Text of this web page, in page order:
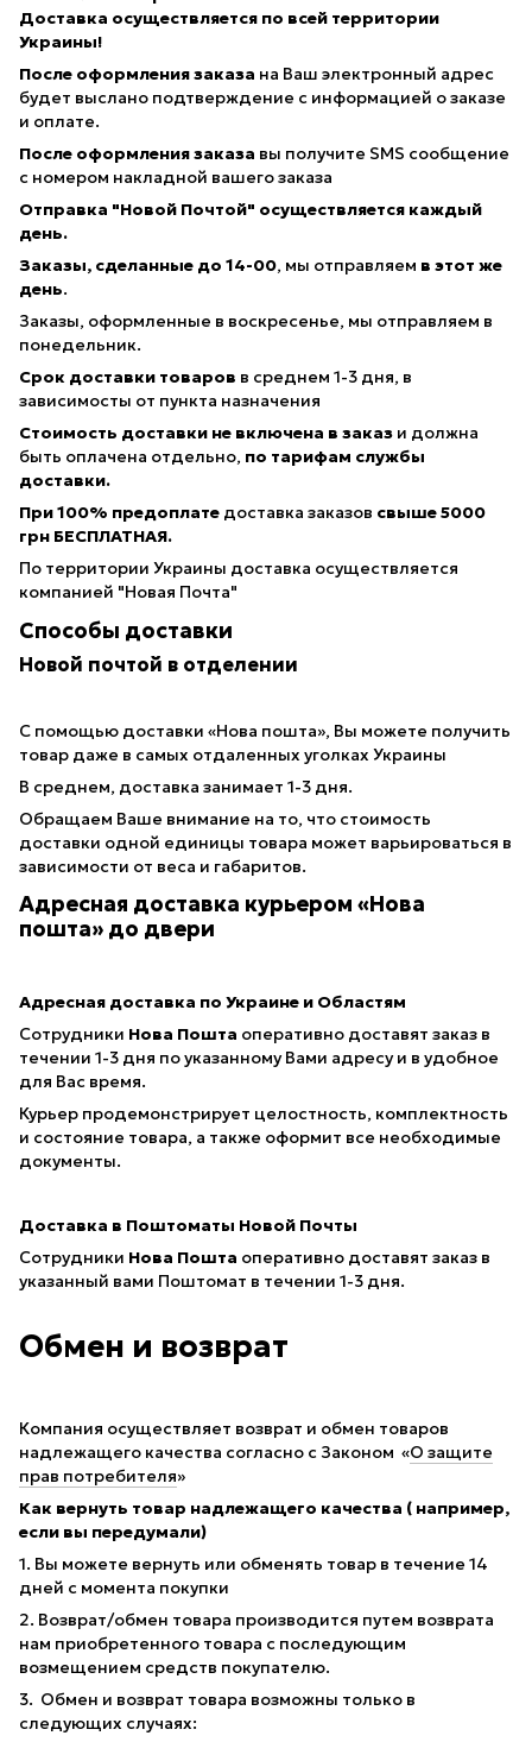
Доставка осуществляется по всей территории
Украины!
После оформления заказа на Ваш электронный адрес
будет выслано подтверждение с информацией о заказе
и оплате.
После оформления заказа вы получите SMS сообщение
с номером накладной вашего заказа
Отправка "Новой Почтой" осуществляется каждый
день.
Заказы, сделанные до 14-00, мы отправляем в этот же
день.
Заказы, оформленные в воскресенье, мы отправляем в
понедельник.
Срок доставки товаров в среднем 1-3 дня, в
зависимосты от пункта назначения
Стоимость доставки не включена в заказ и должна
быть оплачена отдельно, по тарифам службы
доставки.
При 100% предоплате доставка заказов свыше 5000
грн БЕСПЛАТНАЯ.
По территории Украины доставка осуществляется
компанией "Новая Почта"
Способы доставки
Новой почтой в отделении
С помощью доставки «Нова пошта», Вы можете получить
товар даже в самых отдаленных уголках Украины
В среднем, доставка занимает 1-3 дня.
Обращаем Ваше внимание на то, что стоимость
доставки одной единицы товара может варьироваться в
зависимости от веса и габаритов.
Адресная доставка курьером «Нова
пошта» до двери
Адресная доставка по Украине и Областям
Сотрудники Нова Пошта оперативно доставят заказ в
течении 1-3 дня по указанному Вами адресу и в удобное
для Вас время.
Курьер продемонстрирует целостность, комплектность
и состояние товара, а также оформит все необходимые
документы.
Доставка в Поштоматы Новой Почты
Сотрудники Нова Пошта оперативно доставят заказ в
указанный вами Поштомат в течении 1-3 дня.
Обмен и возврат
Компания осуществляет возврат и обмен товаров
надлежащего качества согласно с Законом «О защите
прав потребителя»
Как вернуть товар надлежащего качества ( например,
если вы передумали)
1. Вы можете вернуть или обменять товар в течение 14
дней с момента покупки
2. Возврат/обмен товара производится путем возврата
нам приобретенного товара с последующим
возмещением средств покупателю.
3. Обмен и возврат товара возможны только в
следующих случаях: